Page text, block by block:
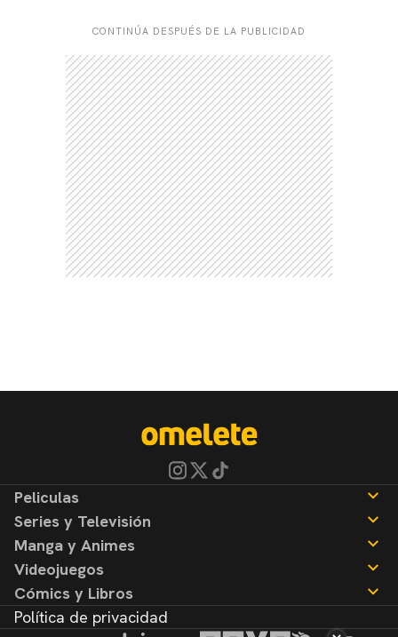
CONTINÚA DESPUÉS DE LA PUBLICIDAD
Peliculas
Noticias
Reseñas
Series y Televisión
Noticias
Reseñas
Manga y Animes
Noticias
Reseñas
Videojuegos
Noticias
Reseñas
Cómics y Libros
Noticias
Política de privacidad